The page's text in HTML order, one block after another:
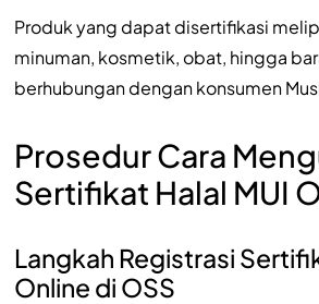
Produk yang dapat disertifikasi
minuman, kosmetik, obat, hingga
berhubungan dengan konsumen
Prosedur Cara
Sertifikat Halal MUI
Langkah Registrasi
Online di OSS